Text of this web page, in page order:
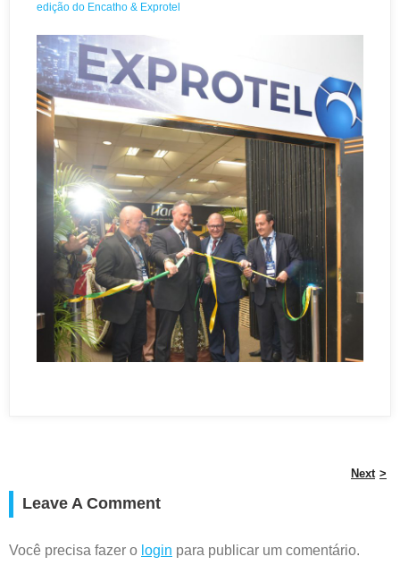
edição do Encatho & Exprotel
Next
Leave A Comment
Você precisa fazer o login para publicar um comentário.